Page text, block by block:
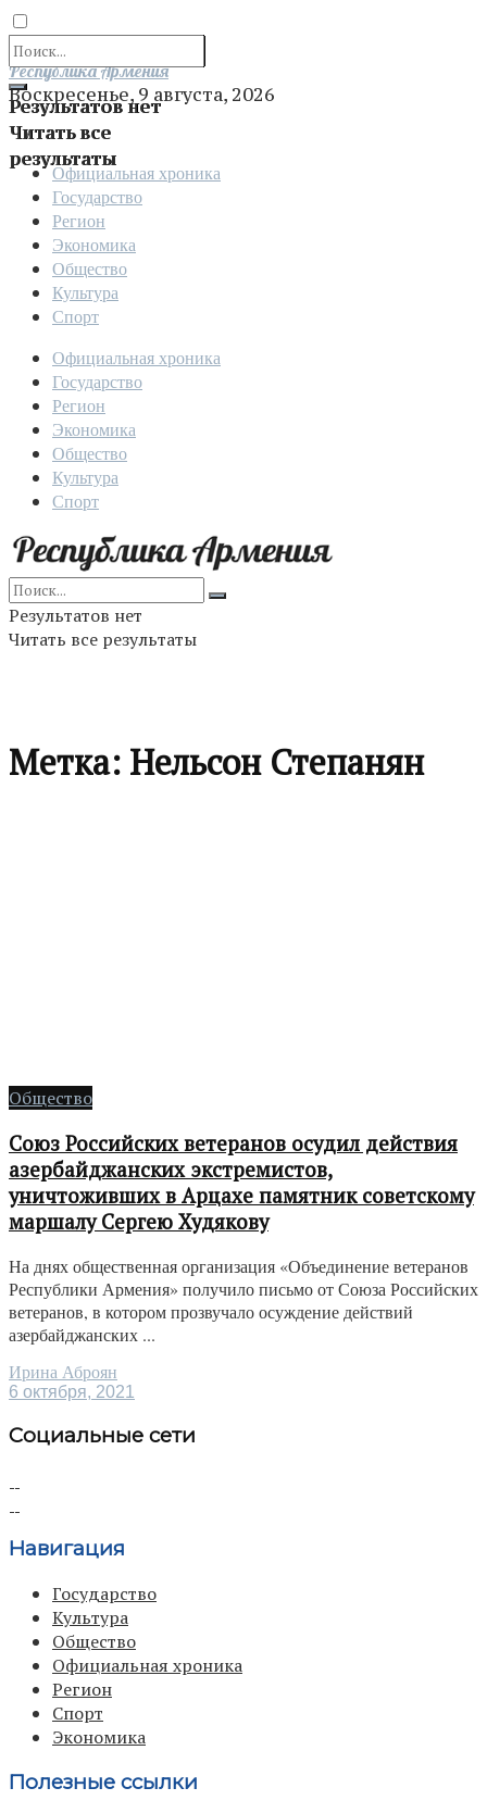
Результатов нет
Читать все
результаты
Отправить
Республика Армения
Воскресенье, 9 августа, 2026
Официальная хроника
Государство
Регион
Экономика
Общество
Культура
Спорт
Официальная хроника
Государство
Регион
Экономика
Общество
Культура
Спорт
Результатов нет
Читать все результаты
Метка: Нельсон Степанян
Общество
Союз Российских ветеранов осудил действия
азербайджанских экстремистов,
уничтоживших в Арцахе памятник советскому
маршалу Сергею Худякову
На днях общественная организация «Объединение ветеранов
Республики Армения» получило письмо от Союза Российских
ветеранов, в котором прозвучало осуждение действий
азербайджанских ...
Ирина Аброян
6 октября, 2021
Социальные сети
Навигация
Государство
Культура
Общество
Официальная хроника
Регион
Спорт
Экономика
Полезные ссылки